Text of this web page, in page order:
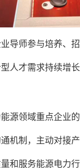
导师参与培养、
人才需求持续增
源领域重点企业
机制，主动对接
和服务能源电力行